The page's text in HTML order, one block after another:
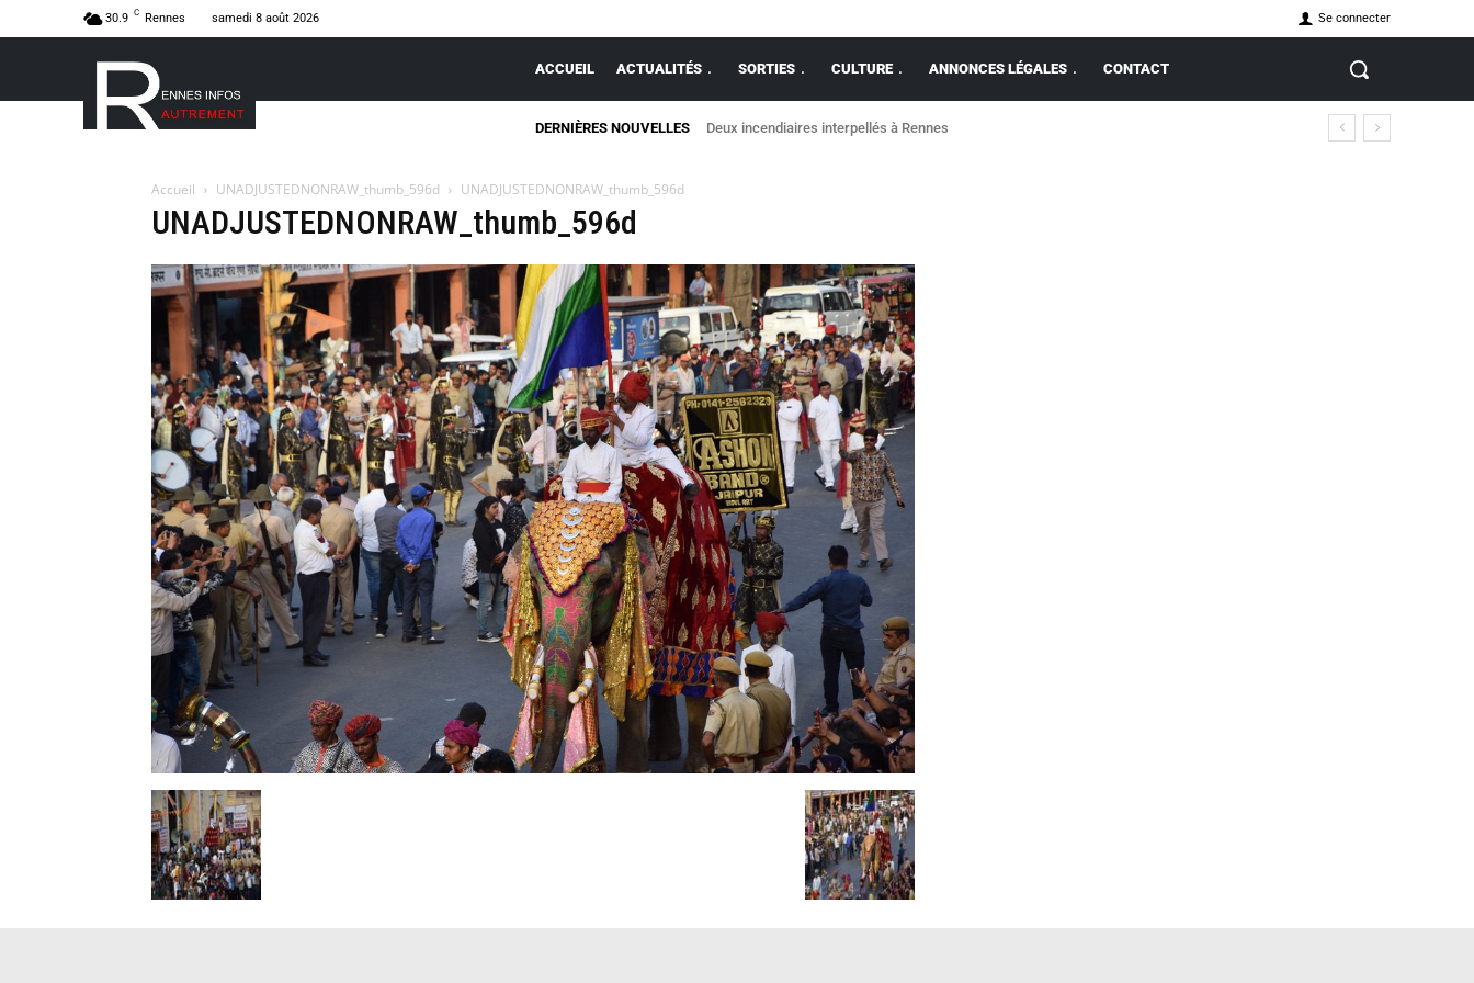
30.9 C Rennes samedi 8 août 2026 Se connecter
ACCUEIL ACTUALITÉS SORTIES CULTURE ANNONCES LÉGALES CONTACT
DERNIÈRES NOUVELLES Deux incendiaires interpellés à Rennes
Accueil UNADJUSTEDNONRAW_thumb_596d UNADJUSTEDNONRAW_thumb_596d
UNADJUSTEDNONRAW_thumb_596d